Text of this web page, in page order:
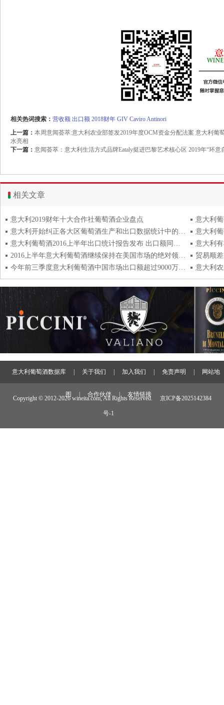
相关热词搜索： 营收额 出口额 2018财年 GIV CaviroAntinori
上一篇： 本周意闻荟萃:意大利农业部签发2019年度OCM资金分配法案 意大利
水亮相
下一篇： 意闻荟萃：意大利生活方式品牌Eataly挺进巴黎艺术核心区 2019年“环
相关文章
意大利2019财年十大合作社葡萄酒企业盘点
意大利
意大利开始纠正各大区葡萄酒生产和出口数据统计中的重大误差
意大利
意大利葡萄酒2016上半年出口统计报告发布 出口额同比增长3.9%
意大利
2016上半年意大利葡萄酒继续保持在美国市场的绝对领先地位
今年前三季度意大利葡萄酒中国市场出口额超过9000万欧元
意大利
意大利葡萄酒数据库 关于我们 加入我们 免责声明 网站地
图 合作伙伴 友情链接
Copyright © 2012-2026 wineita.com, All Rights Reserved. 京ICP备2025142384
号-1